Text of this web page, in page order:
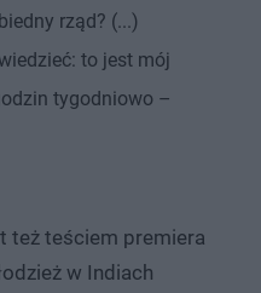
rząd? (...)
to jest mój
tygodniowo –
też teściem premiera
w Indiach